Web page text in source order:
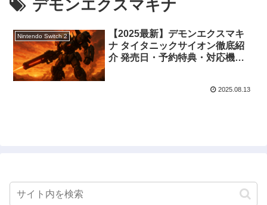
デモンエクスマキナ
Nintendo Switch 2
【2025最新】デモンエクスマキ
ナ タイタニックサイオン徹底紹
介 発売日・予約特典・対応機種
2025.08.13